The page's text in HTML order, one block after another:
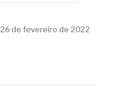
26 de fevereiro de 2022